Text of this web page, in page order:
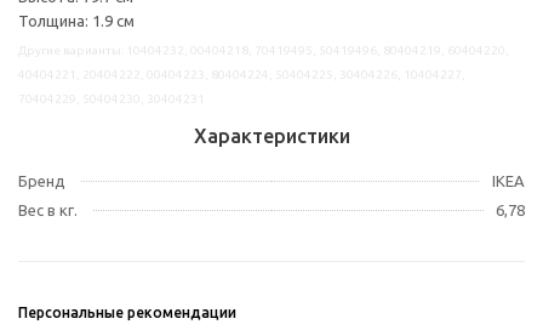
Толщина: 1.9 см
Характеристики
Бренд
IKEA
Вес в кг.
6,78
Персональные рекомендации